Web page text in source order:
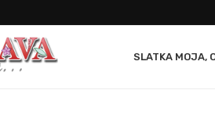
SLATKA MOJA,